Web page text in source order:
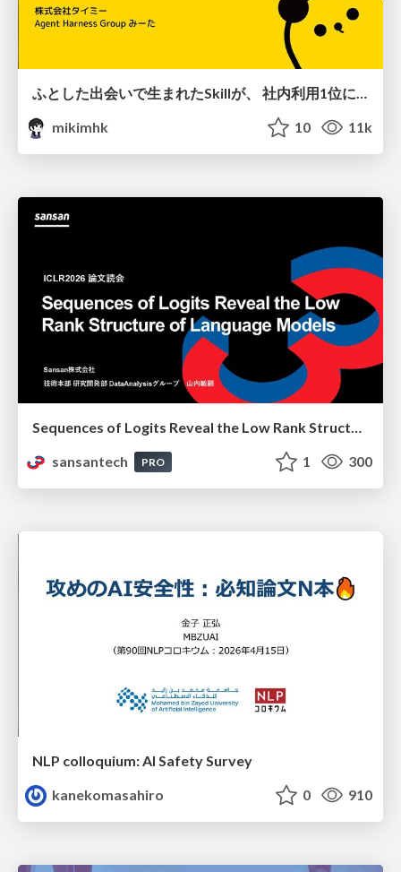
ふとした出会いで生まれたSkillが、 社内利用1位になるまで
mikimhk
10 11k
sansantech
PRO 1 300
NLP colloquium: AI Safety Survey
kanekomasahiro
0 910